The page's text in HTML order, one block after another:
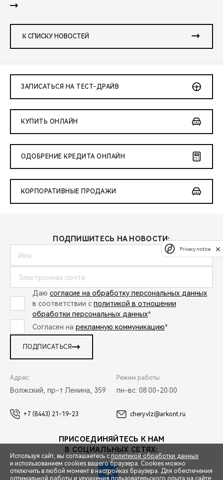
К СПИСКУ НОВОСТЕЙ
ЗАПИСАТЬСЯ НА ТЕСТ-ДРАЙВ
КУПИТЬ ОНЛАЙН
ОДОБРЕНИЕ КРЕДИТА ОНЛАЙН
КОРПОРАТИВНЫЕ ПРОДАЖИ
ПОДПИШИТЕСЬ НА НОВОСТИ:
Даю согласие на обработку персональных данных
в соответствии с политикой в отношении
обработки персональных данных*
Согласен на рекламную коммуникацию*
ПОДПИСАТЬСЯ
Адрес:
Волжский, пр-т Ленина, 359
Режим работы:
пн-вс: 08:00-20:00
+7 (8443) 21-19-23 chery.vlz@arkont.ru
ПРИСОЕДИНЯЙТЕСЬ К НАМ
В СОЦИАЛЬНЫХ СЕТЯХ:
Используя сайт, вы соглашаетесь с политикой обработки данных
и использованием cookies вашего браузера. Cookies можно
отключить в любой момент в настройках браузера. Для обеспечения
оптимальной работы и улучшения пользовательского опыта на сайте
Privacy notice